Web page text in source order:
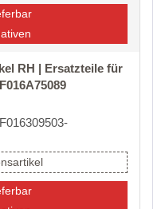
RH | Ersatzteile für